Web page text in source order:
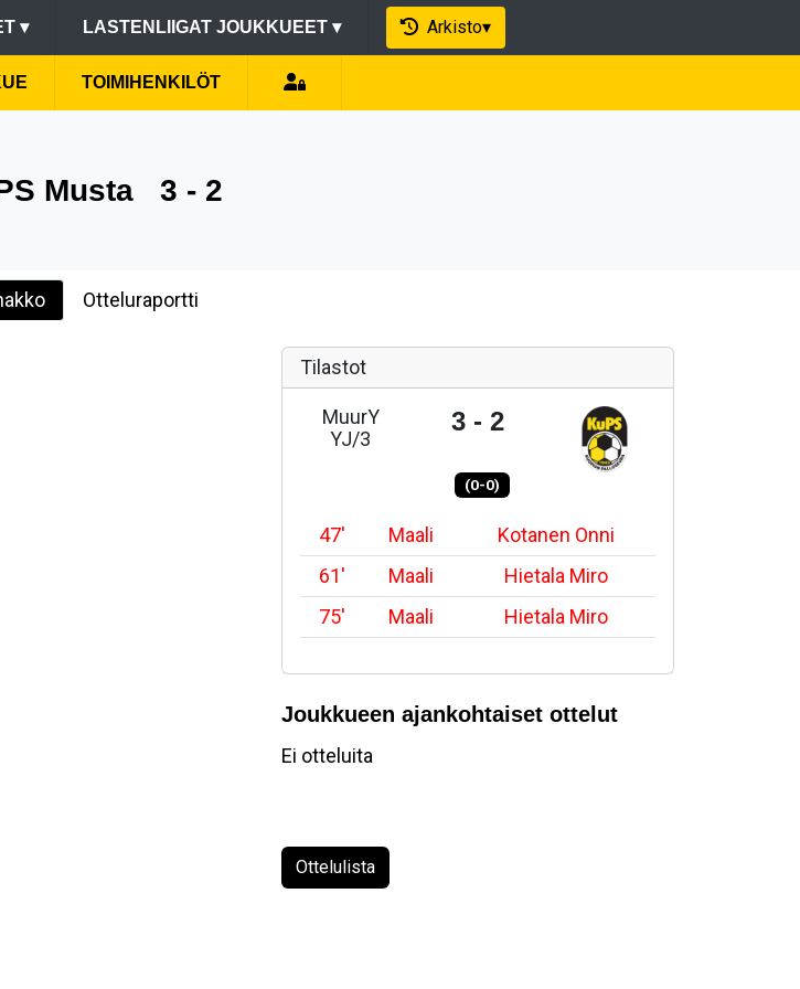
▾ LASTENLIIGAT JOUKKUEET ▾ Arkisto▾
TOIMIHENKILÖT
Musta 3 - 2
Otteluraportti
Tilastot
MuurY
YJ/3
3 - 2
(0-0)
47' Maali
Kotanen Onni
61'
Maali
Hietala Miro
75'
Maali Hietala Miro
Joukkueen ajankohtaiset ottelut
Ei otteluita
Ottelulista